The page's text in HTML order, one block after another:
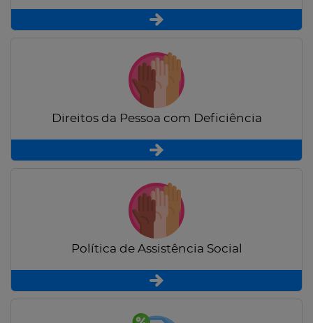
Direitos da Pessoa com Deficiência
Política de Assistência Social